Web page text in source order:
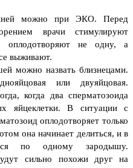
можно при ЭКО. Перед
врачи стимулируют
оплодотворяют не одну, а
выживают.
можно назвать близнецами.
или двуяйцовая.
когда два сперматозоида
яйцеклетки. В ситуации с
оплодотворяет только
она начинает делиться, и в
по одному зародышу.
сильно похожи друг на